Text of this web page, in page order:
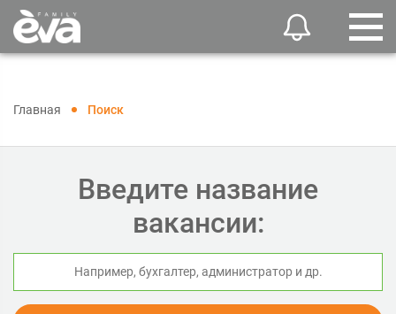
Главная Поиск
Введите название
вакансии: